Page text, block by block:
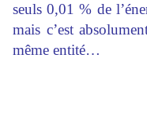
seuls 0,01 % de
mais c’est
même entité…